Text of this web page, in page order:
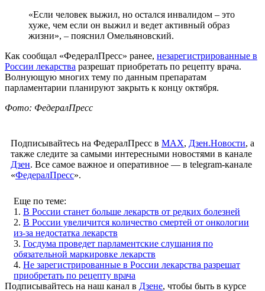
«Если человек выжил, но остался инвалидом – это
хуже, чем если он выжил и ведет активный образ
жизни», – пояснил Омельяновский.
Как сообщал «ФедералПресс» ранее, незарегистрированные в
России лекарства разрешат приобретать по рецепту врача.
Волнующую многих тему по данным препаратам
парламентарии планируют закрыть к концу октября.
Фото: ФедералПресс
Подписывайтесь на ФедералПресс в МАХ, Дзен.Новости, а
также следите за самыми интересными новостями в канале
Дзен. Все самое важное и оперативное — в telegram-канале
«ФедералПресс».
Еще по теме:
1. В России станет больше лекарств от редких болезней
2. В России увеличится количество смертей от онкологии
из-за недостатка лекарств
3. Госдума проведет парламентские слушания по
обязательной маркировке лекарств
4. Не зарегистрированные в России лекарства разрешат
приобретать по рецепту врача
Подписывайтесь на наш канал в Дзене, чтобы быть в курсе